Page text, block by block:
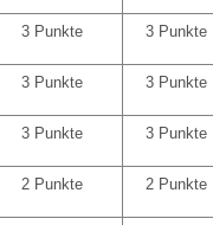
3 Punkte 3 Punkte
3 Punkte 3 Punkte
3 Punkte 3 Punkte
2 Punkte 2 Punkte